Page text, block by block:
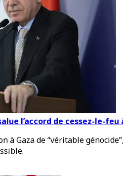
l’accord de cessez-le-
à Gaza de “véritable